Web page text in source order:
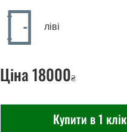
ліві
Ціна18000₴
Купити в 1 клік